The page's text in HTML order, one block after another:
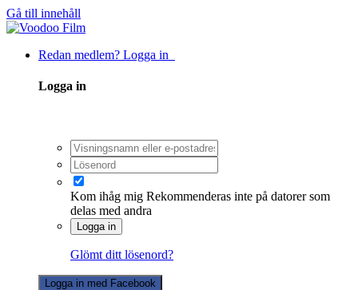
Gå till innehåll
Redan medlem? Logga in
Logga in
Kom ihåg mig Rekommenderas inte på datorer som
delas med andra
Logga in
Glömt ditt lösenord?
Logga in med Facebook